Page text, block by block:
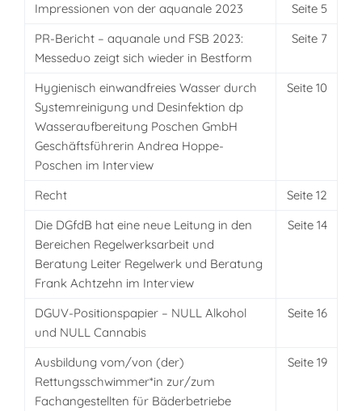
Impressionen von der aquanale 2023
Seite 5
PR-Bericht – aquanale und FSB 2023:
Messeduo zeigt sich wieder in Bestform
Seite 7
Hygienisch einwandfreies Wasser durch
Systemreinigung und Desinfektion dp
Wasseraufbereitung Poschen GmbH
Geschäftsführerin Andrea Hoppe-
Poschen im Interview
Seite 10
Recht
Seite 12
Die DGfdB hat eine neue Leitung in den
Bereichen Regelwerksarbeit und
Beratung Leiter Regelwerk und Beratung
Frank Achtzehn im Interview
Seite 14
DGUV-Positionspapier – NULL Alkohol
und NULL Cannabis
Seite 16
Ausbildung vom/von (der)
Rettungsschwimmer*in zur/zum
Fachangestellten für Bäderbetriebe
Seite 19